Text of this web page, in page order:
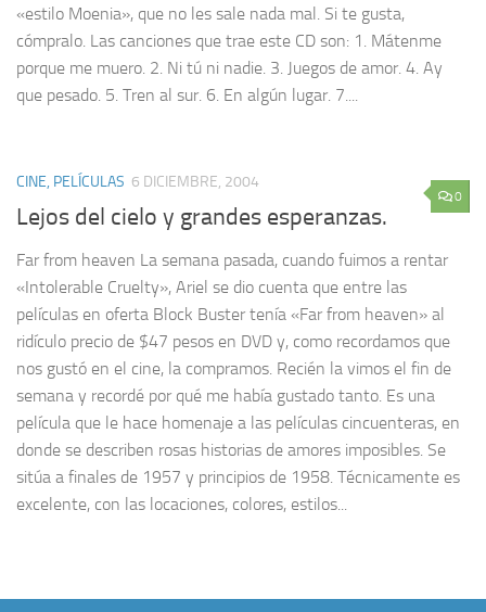
«estilo Moenia», que no les sale nada mal. Si te gusta,
cómpralo. Las canciones que trae este CD son: 1. Mátenme
porque me muero. 2. Ni tú ni nadie. 3. Juegos de amor. 4. Ay
que pesado. 5. Tren al sur. 6. En algún lugar. 7....
0
CINE, PELÍCULAS 6 DICIEMBRE, 2004
Lejos del cielo y grandes esperanzas.
Far from heaven La semana pasada, cuando fuimos a rentar
«Intolerable Cruelty», Ariel se dio cuenta que entre las
películas en oferta Block Buster tenía «Far from heaven» al
ridículo precio de $47 pesos en DVD y, como recordamos que
nos gustó en el cine, la compramos. Recién la vimos el fin de
semana y recordé por qué me había gustado tanto. Es una
película que le hace homenaje a las películas cincuenteras, en
donde se describen rosas historias de amores imposibles. Se
sitúa a finales de 1957 y principios de 1958. Técnicamente es
excelente, con las locaciones, colores, estilos...